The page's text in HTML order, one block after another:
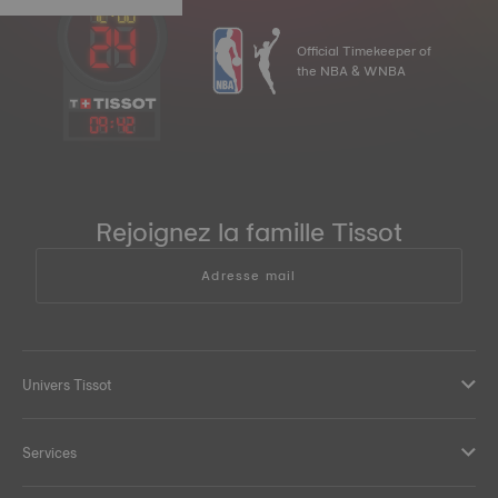
09:42
Official Timekeeper of
the NBA & WNBA
Rejoignez la famille Tissot
Adresse mail
Univers Tissot
Services